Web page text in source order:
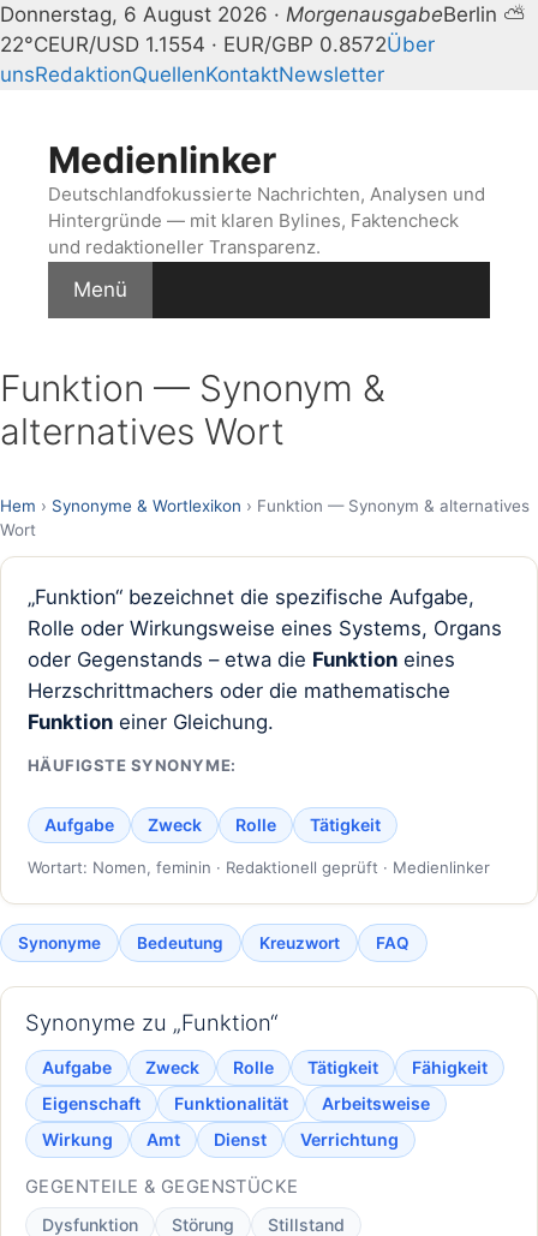
Donnerstag, 6 August 2026 · MorgenausgabeBerlin ⛅
22°CEUR/USD 1.1554 · EUR/GBP 0.8572Über
unsRedaktionQuellenKontaktNewsletter
springenMedienlinker
Deutschlandfokussierte Nachrichten, Analysen und
Hintergründe — mit klaren Bylines, Faktencheck
und redaktioneller Transparenz.
Menü
Funktion — Synonym &
alternatives Wort
Hem › Synonyme & Wortlexikon › Funktion — Synonym & alternatives
Wort
„Funktion“ bezeichnet die spezifische Aufgabe,
Rolle oder Wirkungsweise eines Systems, Organs
oder Gegenstands – etwa die Funktioneines
Herzschrittmachers oder die mathematische
Funktioneiner Gleichung.
HÄUFIGSTE SYNONYME:
Aufgabe Zweck Rolle Tätigkeit
Wortart: Nomen, feminin · Redaktionell geprüft · Medienlinker
Synonyme Bedeutung Kreuzwort FAQ
Synonyme zu „Funktion“
Aufgabe Zweck Rolle Tätigkeit
Fähigkeit
Eigenschaft
Funktionalität
Arbeitsweise
Wirkung
Amt Dienst Verrichtung
GEGENTEILE & GEGENSTÜCKE
Dysfunktion Störung
Stillstand